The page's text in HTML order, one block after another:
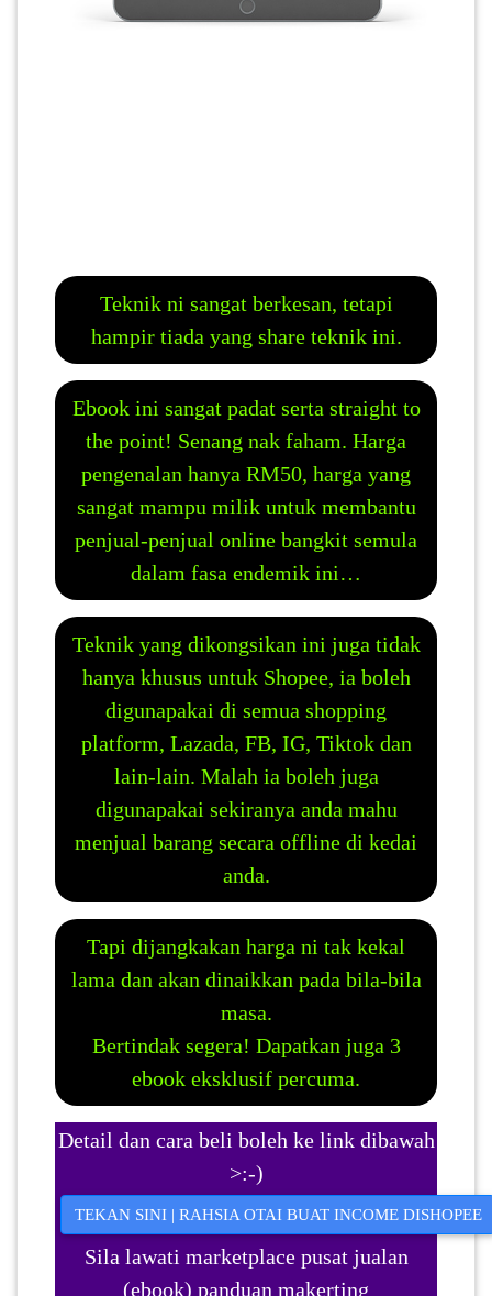
Teknik ni sangat berkesan, tetapi
hampir tiada yang share teknik ini.
Ebook ini sangat padat serta straight to
the point! Senang nak faham. Harga
pengenalan hanya RM50, harga yang
sangat mampu milik untuk membantu
penjual-penjual online bangkit semula
dalam fasa endemik ini…
Teknik yang dikongsikan ini juga tidak
hanya khusus untuk Shopee, ia boleh
digunapakai di semua shopping
platform, Lazada, FB, IG, Tiktok dan
lain-lain. Malah ia boleh juga
digunapakai sekiranya anda mahu
menjual barang secara offline di kedai
anda.
Tapi dijangkakan harga ni tak kekal
lama dan akan dinaikkan pada bila-bila
masa.
Bertindak segera! Dapatkan juga 3
ebook eksklusif percuma.
Detail dan cara beli boleh ke link dibawah
>:-)
TEKAN SINI | RAHSIA OTAI BUAT INCOME DISHOPEE
Sila lawati marketplace pusat jualan
(ebook) panduan makerting